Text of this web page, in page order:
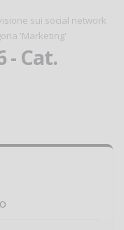
sui social network
'Marketing'
- Cat.